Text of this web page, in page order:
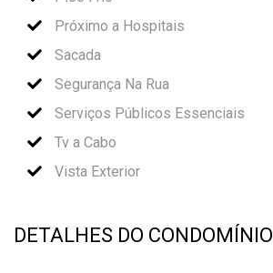
Próximo a Hospitais
Sacada
Segurança Na Rua
Serviços Públicos Essenciais
Tv a Cabo
Vista Exterior
DETALHES DO CONDOMÍNIO